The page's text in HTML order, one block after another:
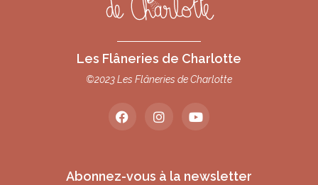
Les Flâneries de Charlotte
©2023 Les Flâneries de Charlotte
Abonnez-vous à la newsletter